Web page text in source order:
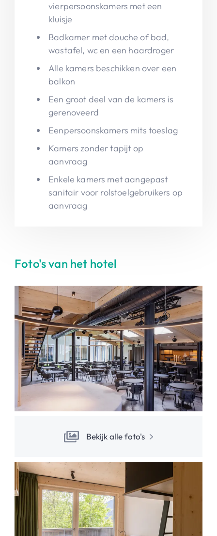
vierpersoonskamers met een
kluisje
Badkamer met douche of bad,
wastafel, wc en een haardroger
Alle kamers beschikken over een
balkon
Een groot deel van de kamers is
gerenoveerd
Eenpersoonskamers mits toeslag
Kamers zonder tapijt op
aanvraag
Enkele kamers met aangepast
sanitair voor rolstoelgebruikers op
aanvraag
Foto's van het hotel
Bekijk alle foto's